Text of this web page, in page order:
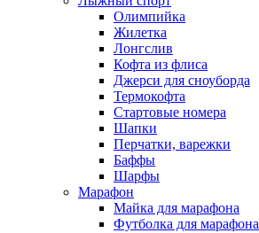
Олимпийка
Жилетка
Лонгслив
Кофта из флиса
Джерси для сноуборда
Термокофта
Стартовые номера
Шапки
Перчатки, варежки
Баффы
Шарфы
Марафон
Майка для марафона
Футболка для марафона